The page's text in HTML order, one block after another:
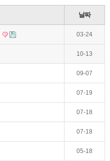
날짜
03-24
10-13
09-07
07-19
07-18
07-18
05-18